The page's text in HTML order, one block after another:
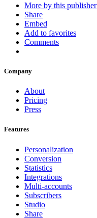
More by this publisher
Share
Embed
Add to favorites
Comments
Company
About
Pricing
Press
Features
Personalization
Conversion
Statistics
Integrations
Multi-accounts
Subscribers
Studio
Share